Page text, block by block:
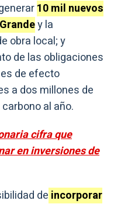
10 mil nuevos
y la
obra local; y
de las obligaciones
de efecto
a dos millones de
al año.
cifra que
en inversiones de
de incorporar